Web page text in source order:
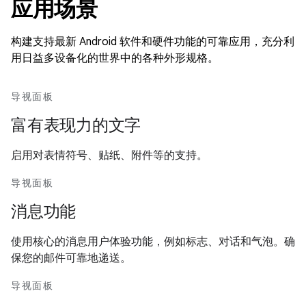
应用场景
构建支持最新 Android 软件和硬件功能的可靠应用，充分利
用日益多设备化的世界中的各种外形规格。
导视面板
富有表现力的文字
启用对表情符号、贴纸、附件等的支持。
导视面板
消息功能
使用核心的消息用户体验功能，例如标志、对话和气泡。确
保您的邮件可靠地递送。
导视面板